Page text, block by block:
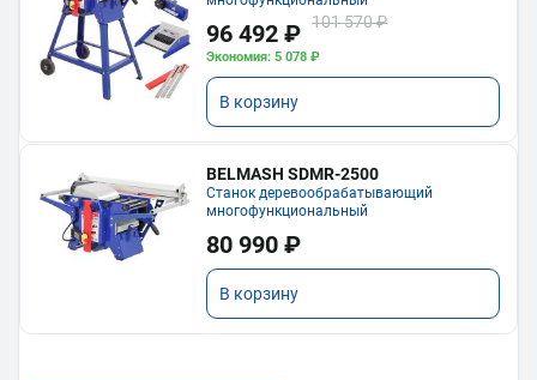
96 492 ₽ 101 570 ₽
Экономия: 5 078 ₽
В корзину
BELMASH SDMR-2500
Станок деревообрабатывающий
многофункциональный
80 990 ₽
В корзину